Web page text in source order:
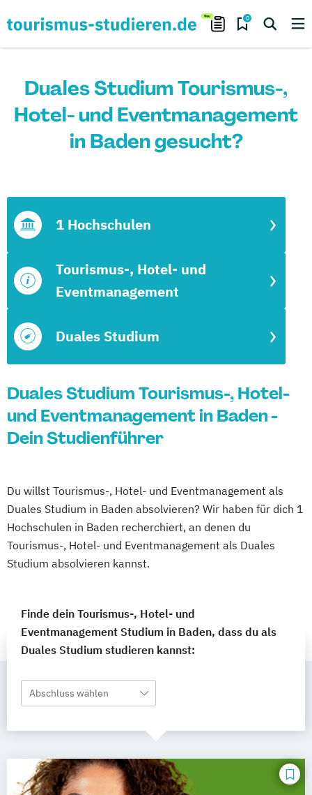
0
Duales Studium Tourismus-,
Hotel- und Eventmanagement
in Baden gesucht?
Duales Studium
Tourismus-, Hotel- und
Eventmanagement
1 Hochschulen
Duales Studium Tourismus-, Hotel-
und Eventmanagement in Baden -
Dein Studienführer
Du willst Tourismus-, Hotel- und Eventmanagement als
Duales Studium in Baden absolvieren? Wir haben für dich 1
Hochschulen in Baden recherchiert, an denen du
Tourismus-, Hotel- und Eventmanagement als Duales
Studium absolvieren kannst.
Finde dein Tourismus-, Hotel- und
Eventmanagement Studium in Baden, dass du als
Duales Studium studieren kannst:
Abschluss wählen